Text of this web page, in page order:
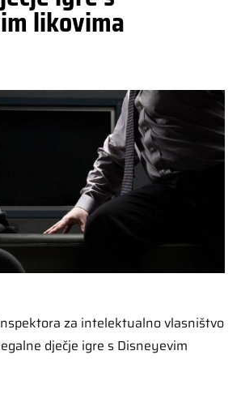
likovima
za intelektualno vlasništvo
dječje igre s Disneyevim